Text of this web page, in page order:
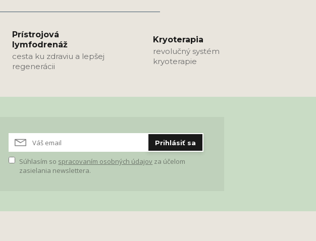
Prístrojová
lymfodrenáž
cesta ku zdraviu a lepšej
regenerácii
Kryoterapia
revolučný systém
kryoterapie
Prihlásiť sa
Súhlasím so spracovaním osobných údajov za účelom
zasielania newslettera.